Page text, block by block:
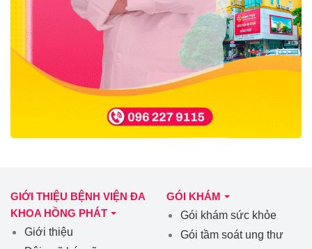
GIỚI THIỆU BỆNH VIỆN ĐA
KHOA HỒNG PHÁT
Giới thiệu
GÓI KHÁM
Gói khám sức khỏe
Gói tầm soát ung thư